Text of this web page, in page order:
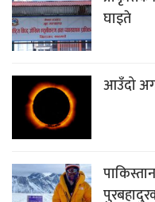
घाइते
आउँदो